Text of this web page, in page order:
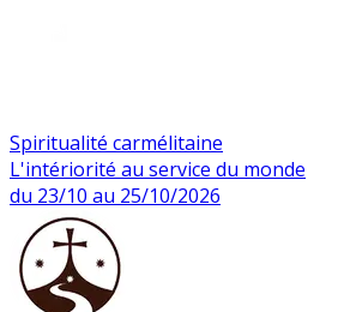
Spiritualité carmélitaine
L'intériorité au service du monde
du 23/10 au 25/10/2026